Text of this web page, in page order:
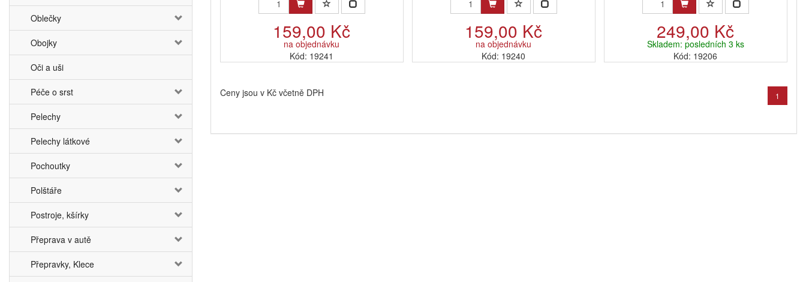
Oblečky
Obojky
Oči a uši
Péče o srst
Pelechy
Pelechy látkové
Pochoutky
Polštáře
Postroje, kšírky
Přeprava v autě
Přepravky, Klece
159,00 Kč
na objednávku
Kód: 19241
159,00 Kč
na objednávku
Kód: 19240
249,00 Kč
Skladem: posledních 3 ks
Kód: 19206
Ceny jsou v Kč včetně DPH 1